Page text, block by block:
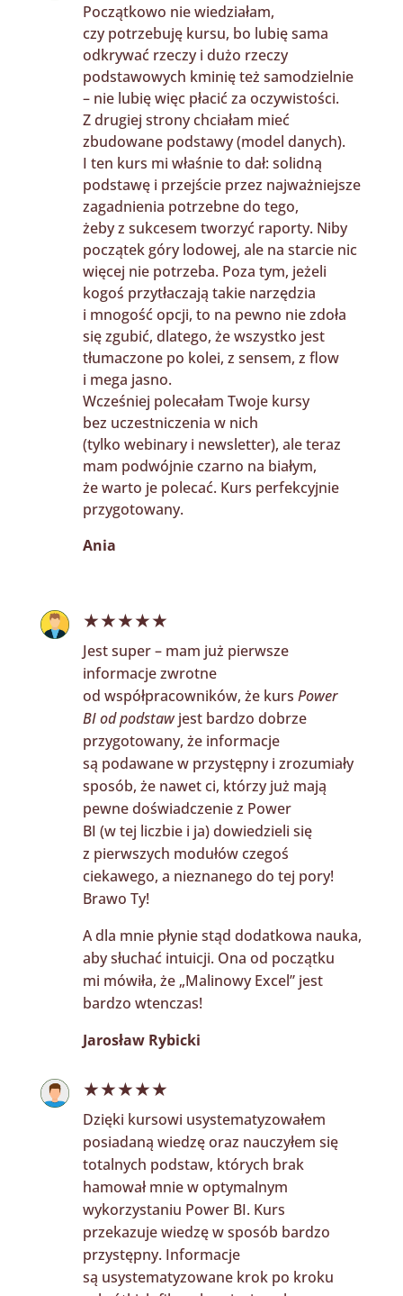
Początkowo nie wiedziałam,
czy potrzebuję kursu, bo lubię sama
odkrywać rzeczy i dużo rzeczy
podstawowych kminię też samodzielnie
– nie lubię więc płacić za oczywistości.
Z drugiej strony chciałam mieć
zbudowane podstawy (model danych).
I ten kurs mi właśnie to dał: solidną
podstawę i przejście przez najważniejsze
zagadnienia potrzebne do tego,
żeby z sukcesem tworzyć raporty. Niby
początek góry lodowej, ale na starcie nic
więcej nie potrzeba. Poza tym, jeżeli
kogoś przytłaczają takie narzędzia
i mnogość opcji, to na pewno nie zdoła
się zgubić, dlatego, że wszystko jest
tłumaczone po kolei, z sensem, z flow
i mega jasno.
Wcześniej polecałam Twoje kursy
bez uczestniczenia w nich
(tylko webinary i newsletter), ale teraz
mam podwójnie czarno na białym,
że warto je polecać. Kurs perfekcyjnie
przygotowany.
Ania
★★★★★
Jest super – mam już pierwsze
informacje zwrotne
od współpracowników, że kurs Power
BI od podstawjest bardzo dobrze
przygotowany, że informacje
są podawane w przystępny i zrozumiały
sposób, że nawet ci, którzy już mają
pewne doświadczenie z Power
BI (w tej liczbie i ja) dowiedzieli się
z pierwszych modułów czegoś
ciekawego, a nieznanego do tej pory!
Brawo Ty!
A dla mnie płynie stąd dodatkowa nauka,
aby słuchać intuicji. Ona od początku
mi mówiła, że „Malinowy Excel” jest
bardzo wtenczas!
Jarosław Rybicki
★★★★★
Dzięki kursowi usystematyzowałem
posiadaną wiedzę oraz nauczyłem się
totalnych podstaw, których brak
hamował mnie w optymalnym
wykorzystaniu Power BI. Kurs
przekazuje wiedzę w sposób bardzo
przystępny. Informacje
są usystematyzowane krok po kroku